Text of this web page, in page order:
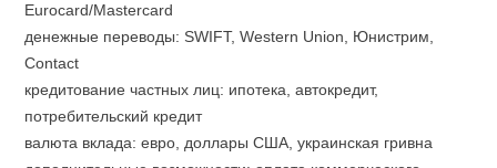
Eurocard/Mastercard
денежные переводы: SWIFT, Western Union, Юнистрим,
Contact
кредитование частных лиц: ипотека, автокредит,
потребительский кредит
валюта вклада: евро, доллары США, украинская гривна